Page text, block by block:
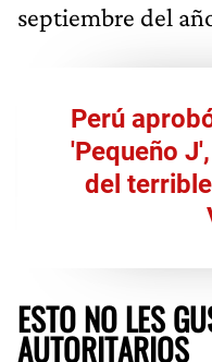
septiembre del
Perú
'Pequeño
del
ESTO NO LES
AUTORITARIOS